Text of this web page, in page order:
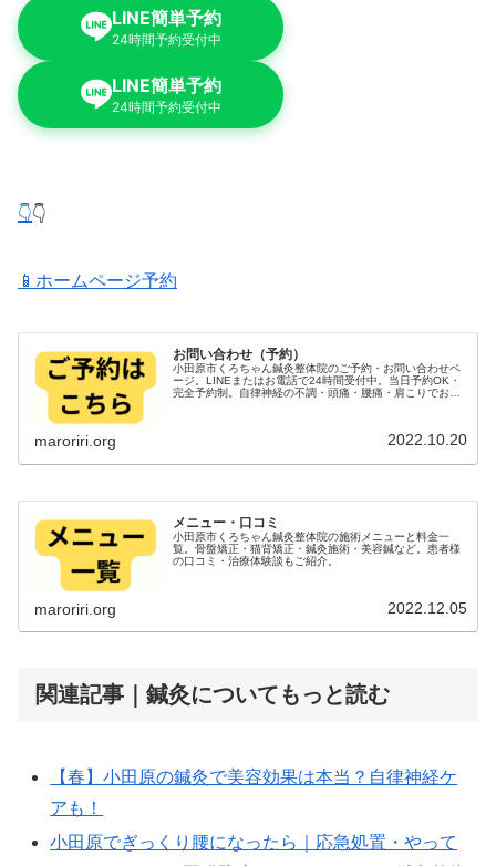
LINE簡単予約
24時間予約受付中
LINE簡単予約
24時間予約受付中
👇👇
📱ホームページ予約
お問い合わせ（予約）
小田原市くろちゃん鍼灸整体院のご予約・お問い合わせペ
ージ。LINEまたはお電話で24時間受付中。当日予約OK・
完全予約制。自律神経の不調・頭痛・腰痛・肩こりでお悩
maroriri.org 2022.10.20
メニュー・口コミ
小田原市くろちゃん鍼灸整体院の施術メニューと料金一
覧。骨盤矯正・猫背矯正・鍼灸施術・美容鍼など。患者様
の口コミ・治療体験談もご紹介。
maroriri.org 2022.12.05
関連記事｜鍼灸についてもっと読む
【春】小田原の鍼灸で美容効果は本当？自律神経ケ
アも！
小田原でぎっくり腰になったら｜応急処置・やって